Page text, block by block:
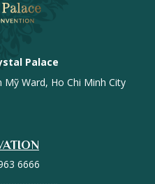
Palace
Ward, Ho Chi Minh City
6666